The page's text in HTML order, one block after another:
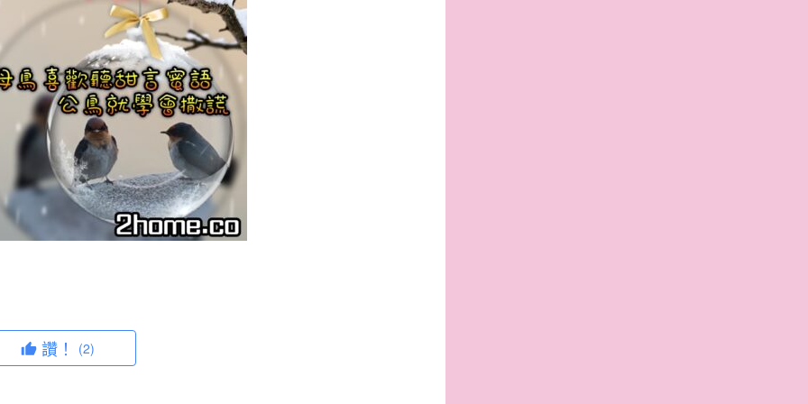
讚！ (2)